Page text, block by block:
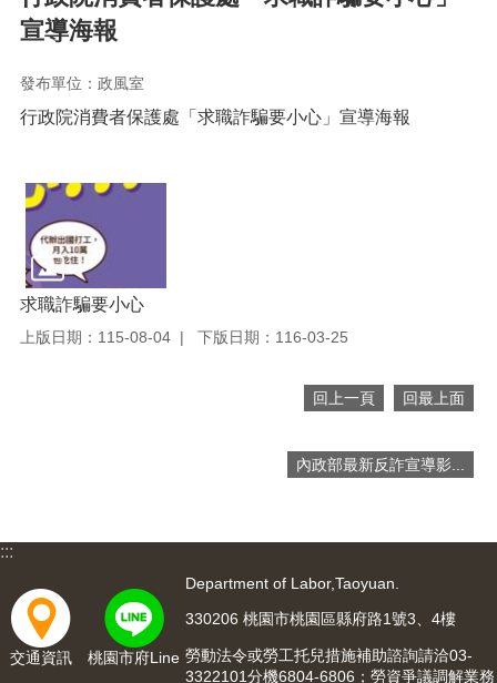
通
訊
業
務
便
民
服
務
政
府
用
回
首
頁
宣導海報
發布單位：政風室
行政院消費者保護處「求職詐騙要小心」宣導海報
求職詐騙要小心
上版日期：115-08-04 下版日期：116-03-25
回上一頁 回最上面
內政部最新反詐宣導影...
:::
交通資訊 桃園市府Line
Department of Labor,Taoyuan.
330206 桃園市桃園區縣府路1號3、4樓
勞動法令或勞工托兒措施補助諮詢請洽03-
3322101分機6804-6806；勞資爭議調解業務